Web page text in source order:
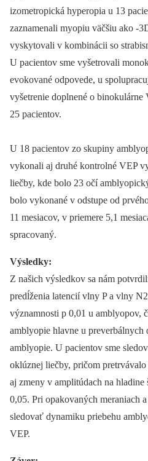
izometropická hyperopia u 13
zaznamenali myopiu väčšiu ako -
vyskytovali v kombinácii so
U pacientov sme vyšetrovali
evokované odpovede, u
vyšetrenie doplnené o binokulárne
25 pacientov.
U 18 pacientov zo skupiny
vykonali aj druhé kontrolné VEP
liečby, kde bolo 23 očí
bolo vykonané v odstupe od
11 mesiacov, v priemere 5,1
spracovaný.
Výsledky:
Z našich výsledkov sa nám
predĺženia latencií vlny P a vlny
významnosti p 0,01 u amblyopov,
amblyopie hlavne u preverbálnych
amblyopie. U pacientov sme
oklúznej liečby, pričom
aj zmeny v amplitúdach na
0,05. Pri opakovaných meraniach
sledovať dynamiku priebehu
VEP.